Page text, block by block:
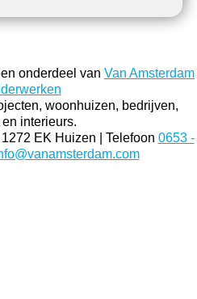
onderdeel van Van Amsterdam
woonhuizen, bedrijven,
interieurs.
EK Huizen | Telefoon 0653 -